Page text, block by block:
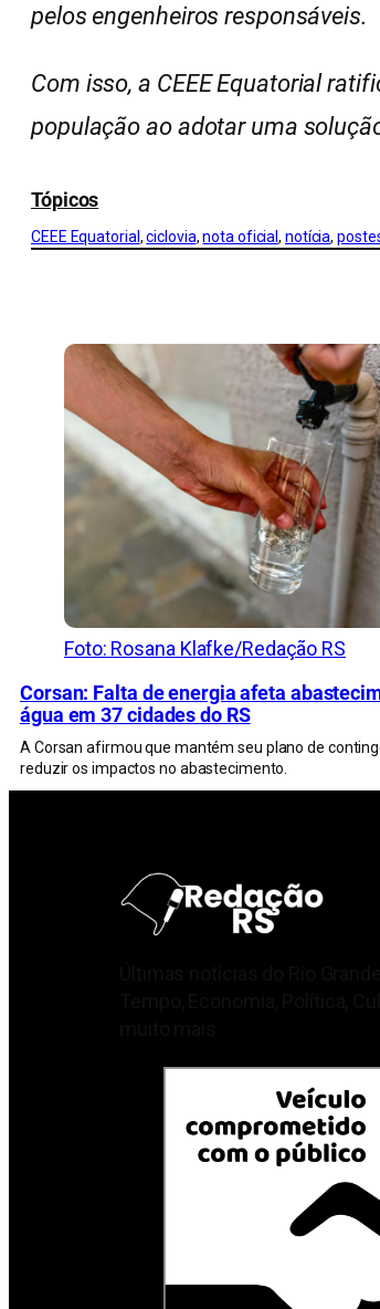
pelos engenheiros responsáveis.
Com isso, a CEEE Equatorial
população ao adotar uma
Tópicos
CEEE Equatorial, ciclovia, nota oficial, notícia,
Foto: Rosana Klafke/Redação RS
Corsan: Falta de energia afeta
água em 37 cidades do RS
A Corsan afirmou que mantém seu plano de
reduzir os impactos no abastecimento.